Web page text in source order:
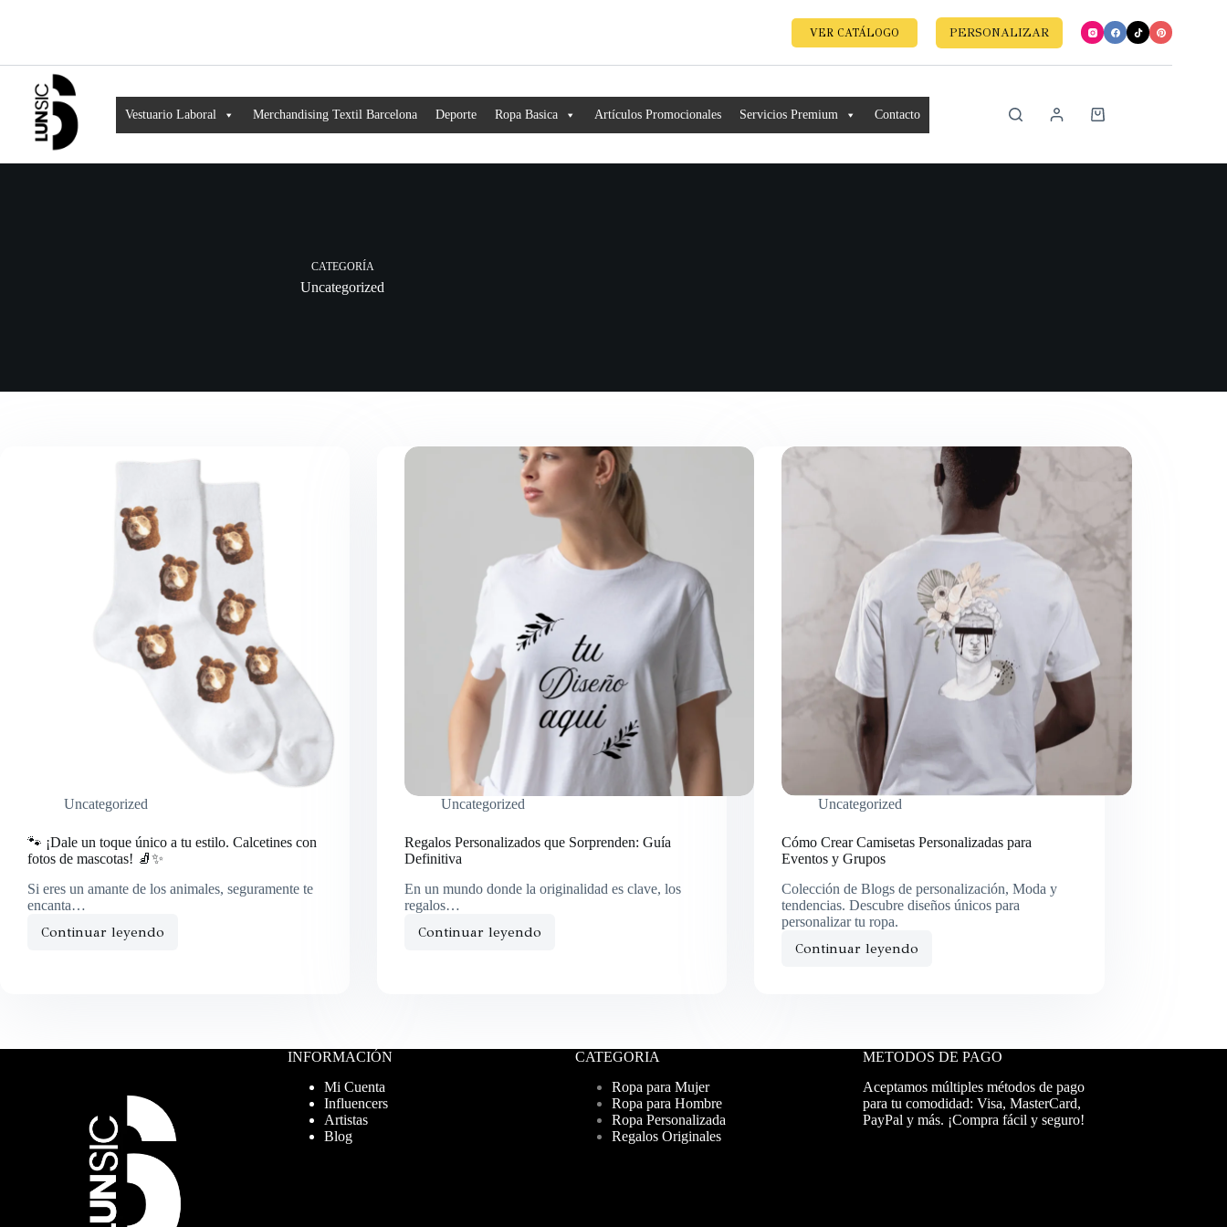
VER CATÁLOGO PERSONALIZAR
Vestuario Laboral Merchandising Textil Barcelona Deporte Ropa Basica Artículos Promocionales Servicios Premium Contacto
CATEGORÍA
Uncategorized
Uncategorized
🐾 ¡Dale un toque único a tu estilo. Calcetines con
fotos de mascotas! 🧦✨
Si eres un amante de los animales, seguramente te
encanta…
Continuar leyendo
Uncategorized
Regalos Personalizados que Sorprenden: Guía
Definitiva
En un mundo donde la originalidad es clave, los
regalos…
Continuar leyendo
Uncategorized
Cómo Crear Camisetas Personalizadas para
Eventos y Grupos
Colección de Blogs de personalización, Moda y
tendencias. Descubre diseños únicos para
personalizar tu ropa.
Continuar leyendo
INFORMACIÓN
Mi Cuenta
Influencers
Artistas
Blog
CATEGORIA
Ropa para Mujer
Ropa para Hombre
Ropa Personalizada
Regalos Originales
METODOS DE PAGO
Aceptamos múltiples métodos de pago
para tu comodidad: Visa, MasterCard,
PayPal y más. ¡Compra fácil y seguro!